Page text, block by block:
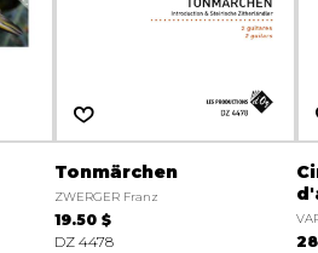
Tonmärchen
ZWERGER Franz
19.50 $
DZ 4478